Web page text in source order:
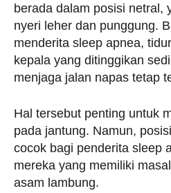
berada dalam posisi netral,
nyeri leher dan punggung.
menderita sleep apnea,
kepala yang ditinggikan
menjaga jalan napas tetap
Hal tersebut penting untuk
pada jantung. Namun,
cocok bagi penderita sleep
mereka yang memiliki
asam lambung.